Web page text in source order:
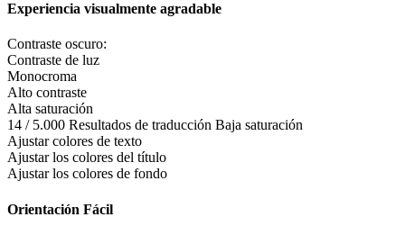
Experiencia visualmente agradable
Contraste oscuro:
Contraste de luz
Monocroma
Alto contraste
Alta saturación
14 / 5.000 Resultados de traducción Baja saturación
Ajustar colores de texto
Ajustar los colores del título
Ajustar los colores de fondo
Orientación Fácil